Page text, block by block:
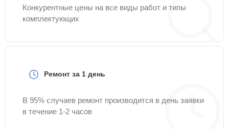
Конкурентные цены на все виды работ и типы
комплектующих
Ремонт за 1 день
В 95% случаев ремонт производится в день заявки
в течение 1-2 часов